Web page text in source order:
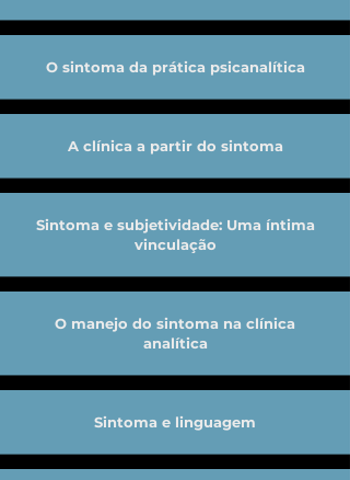
O sintoma da prática psicanalítica
A clínica a partir do sintoma
Sintoma e subjetividade: Uma íntima
vinculação
O manejo do sintoma na clínica
analítica
Sintoma e linguagem